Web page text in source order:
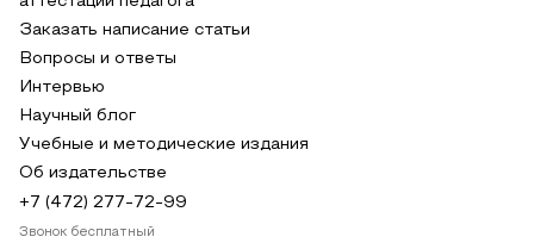
Заказать написание статьи
Вопросы и ответы
Интервью
Научный блог
Учебные и методические издания
Об издательстве
+7 (472) 277-72-99
Звонок бесплатный